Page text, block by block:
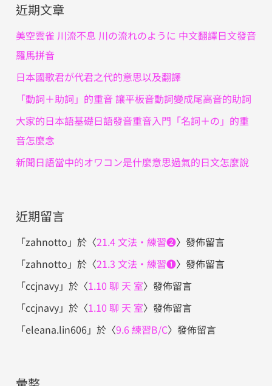
鍵
字
:
近期文章
美空雲雀 川流不息 川の流れのように 中文翻譯日文發音
羅馬拼音
日本國歌君が代君之代的意思以及翻譯
「動詞＋助詞」的重音 讓平板音動詞變成尾高音的助詞
大家的日本語基礎日語發音重音入門「名詞＋の」的重
音怎麼念
新聞日語當中的オワコン是什麼意思過氣的日文怎麼說
近期留言
「zahnotto 」於〈21.4 文法・練習❷〉發佈留言
「zahnotto 」於〈21.3 文法・練習❶〉發佈留言
「ccjnavy」於〈1.10 聊 天 室〉發佈留言
「ccjnavy」於〈1.10 聊 天 室〉發佈留言
「eleana.lin606」於〈9.6 練習B/C〉發佈留言